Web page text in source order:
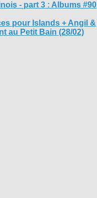
- part 3 : Albums #90
pour Islands + Angil &
au Petit Bain (28/02)